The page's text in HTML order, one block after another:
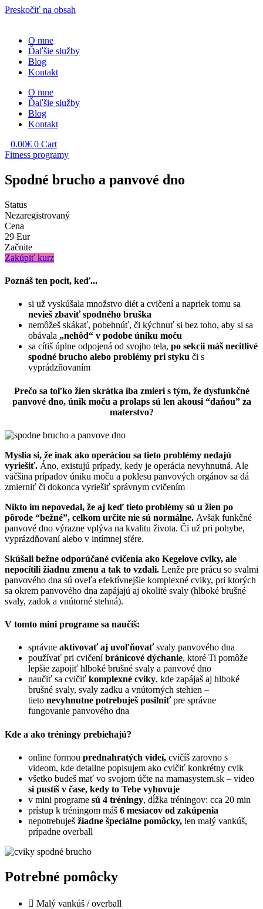
Preskočiť na obsah
O mne
Ďaľšie služby
Blog
Kontakt
O mne
Ďaľšie služby
Blog
Kontakt
0.00€ 0 Cart
Fitness programy
Spodné brucho a panvové dno
Status
Nezaregistrovaný
Cena
29 Eur
Začnite
Zakúpiť kurz
Poznáš ten pocit, keď...
si už vyskúšala množstvo diét a cvičení a napriek tomu sa
nevieš zbaviť spodného bruška
nemôžeš skákať, pobehnúť, či kýchnuť si bez toho, aby si sa
obávala „nehôd“ v podobe úniku moču
sa cítiš úplne odpojená od svojho tela, po sekcii máš necitlivé
spodné brucho alebo problémy pri styku či s
vyprádzňovaním
Prečo sa toľko žien skrátka iba zmieri s tým, že dysfunkčné
panvové dno, únik moču a prolaps sú len akousi “daňou” za
materstvo?
Myslia si, že inak ako operáciou sa tieto problémy nedajú
vyriešiť. Áno, existujú prípady, kedy je operácia nevyhnutná. Ale
väčšina prípadov úniku moču a poklesu panvových orgánov sa dá
zmierniť či dokonca vyriešiť správnym cvičením
Nikto im nepovedal, že aj keď tieto problémy sú u žien po
pôrode “bežné”, celkom určite nie sú normálne. Avšak funkčné
panvové dno výrazne vplýva na kvalitu života. Či už pri pohybe,
vyprázdňovaní alebo v intímnej sfére.
Skúšali bežne odporúčané cvičenia ako Kegelove cviky, ale
nepocítili žiadnu zmenu a tak to vzdali. Lenže pre prácu so svalmi
panvového dna sú oveľa efektívnejšie komplexné cviky, pri ktorých
sa okrem panvového dna zapájajú aj okolité svaly (hlboké brušné
svaly, zadok a vnútorné stehná).
V tomto mini programe sa naučíš:
správne aktivovať aj uvoľňovaťsvaly panvového dna
používať pri cvičeníbránicové dýchanie, ktoré Ti pomôže
lepšie zapojiť hlboké brušné svaly a panvové dno
naučiť sa cvičiť komplexné cviky, kde zapájaš aj hlboké
brušné svaly, svaly zadku a vnútorných stehien –
tieto nevyhnutne potrebuješ posilniťpre správne
fungovanie panvového dna
Kde a ako tréningy prebiehajú?
online formou prednahratých videí, cvičíš zarovno s
videom, kde detailne popisujem ako cvičiť konkrétny cvik
všetko budeš mať vo svojom účte na mamasystem.sk – video
si pustíš v čase, kedy to Tebe vyhovuje
v mini programe sú 4 tréningy, dĺžka tréningov: cca 20 min
prístup k tréningom máš 6 mesiacov od zakúpenia
nepotrebuješ žiadne špeciálne pomôcky, len malý vankúš,
prípadne overball
Potrebné pomôcky
Malý vankúš / overball